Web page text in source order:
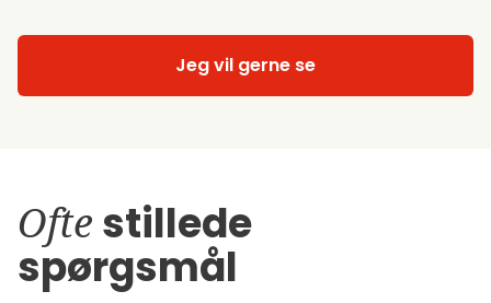
Jeg vil gerne se
Ofte stillede
spørgsmål